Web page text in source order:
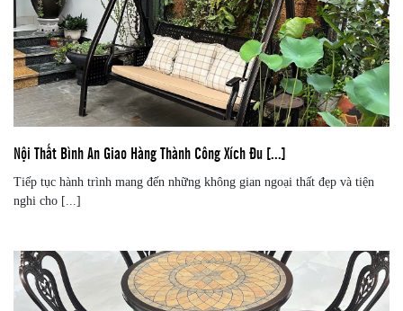
Nội Thất Bình An Giao Hàng Thành Công Xích Đu [...]
Tiếp tục hành trình mang đến những không gian ngoại thất đẹp và tiện
nghi cho [...]